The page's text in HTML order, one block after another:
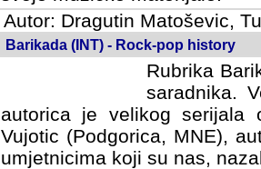
Autor: Dragutin Matoševic,
Barikada (INT) - Rock-pop history
Rubrika
saradnika.
autorica je velikog serijala
Vujotic (Podgorica, MNE),
umjetnicima koji su nas,